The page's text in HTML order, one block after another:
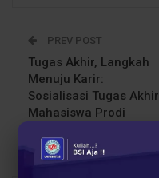
PREV POST
Tugas Akhir, Langkah
Menuju Karir:
Sosialisasi Tugas Akhir
Mahasiswa Prodi